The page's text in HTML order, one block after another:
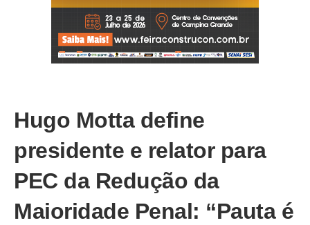
Hugo Motta define
presidente e relator para
PEC da Redução da
Maioridade Penal: “Pauta é